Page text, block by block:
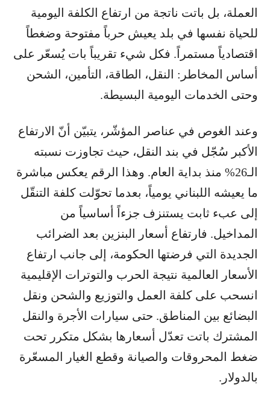
العملة، بل باتت ناتجة من ارتفاع الكلفة اليومية
للحياة نفسها في بلد يعيش حرباً مفتوحة وضغطاً
اقتصادياً مستمراً. فكل شيء تقريباً بات يُسعّر على
أساس المخاطر: النقل، الطاقة، التأمين، الشحن
وحتى الخدمات اليومية البسيطة.
وعند الغوص في عناصر المؤشّر، يتبيّن أنّ الارتفاع
الأكبر سُجّل في بند النقل، حيث تجاوزت نسبته
الـ26% منذ بداية العام. وهذا الرقم يعكس مباشرة
ما يعيشه اللبناني يومياً، بعدما تحوّلت كلفة التنقّل
إلى عبء ثابت يستنزف جزءاً أساسياً من
المداخيل. فارتفاع أسعار البنزين بعد الضرائب
الجديدة التي فرضتها الحكومة، إلى جانب ارتفاع
الأسعار العالمية نتيجة الحرب والتوترات الإقليمية
انسحب على كلفة العمل والتوزيع والشحن ونقل
البضائع بين المناطق. حتى سيارات الأجرة والنقل
المشترك باتت تعدّل أسعارها بشكل متكرر تحت
ضغط المحروقات والصيانة وقطع الغيار المسعّرة
بالدولار.